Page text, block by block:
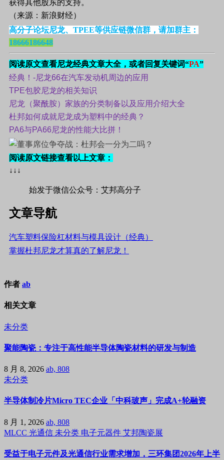
获得其他股东的支持。
（来源：新浪财经）
高分子论坛尼龙、TPEE等供应链微信群，请加群主：
18666186648
阅读原文查看尼龙经典文章大全，或者回复关键词“PA”
经典！-尼龙66在汽车发动机周边的应用
TPE包胶尼龙的相关知识
尼龙（聚酰胺）家族的分类制备以及应用介绍大全
杜邦如何成就尼龙成为塑料中的经典？
PA6与PA66尼龙的性能大比拼！
阅读原文链接查看以上文章：
↓↓↓
始发于微信公众号：艾邦高分子
文章导航
汽车塑料保险杠材料与模具设计（经典）
掌握杜邦尼龙才算真的了解尼龙！
作者 ab
相关文章
未分类
聚能陶瓷：专注于高性能半导体陶瓷材料的研发与制造
8 月 8, 2026 ab, 808
未分类
半导体制冷片Micro TEC企业「中科玻声」完成A+轮融资
8 月 1, 2026 ab, 808
MLCC 光通信 未分类 电子元器件 艾邦陶瓷展
受益于电子元件及光通信行业需求增加，三环集团2026年上半